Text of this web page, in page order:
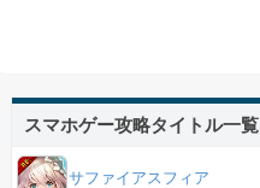
スマホゲー攻略タイトル一覧
サファイアスフィア